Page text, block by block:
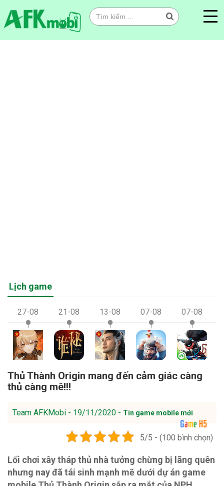
Lịch game
27-08 21-08 13-08 07-08 07-08
Thủ Thành Origin mang đến cảm giác càng
thủ càng mê!!!
Team AFKMobi - 19/11/2020 - Tin game mobile mới
5/5 - (100 bình chọn)
Lối chơi xây tháp thủ nhà tưởng chừng bị lãng quên
nhưng nay đã tái sinh mạnh mẽ dưới dự án game